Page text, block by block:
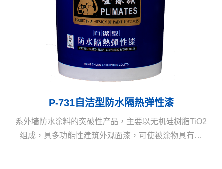
P-731自洁型防水隔热弹性漆
系外墙防水涂料的突破性产品，主要以无机硅树脂TiO2
组成，具多功能性建筑外观面漆，可使被涂物具有防